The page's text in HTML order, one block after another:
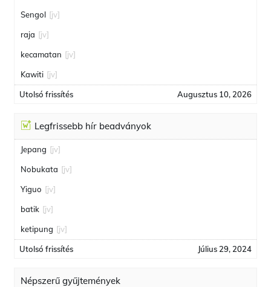
Sengol [jv]
raja [jv]
kecamatan [jv]
Kawiti [jv]
Utolsó frissítés Augusztus 10, 2026
Legfrissebb hír beadványok
Jepang [jv]
Nobukata [jv]
Yiguo [jv]
batik [jv]
ketipung [jv]
Utolsó frissítés Július 29, 2024
Népszerű gyűjtemények